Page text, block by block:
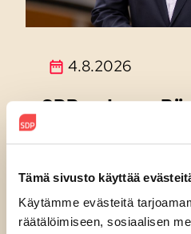
Tämä sivusto käyttää
Käytämme evästeitä
räätälöimiseen, sosiaalisen
4.8.2026
SDP:n Joona
tyhjennetty